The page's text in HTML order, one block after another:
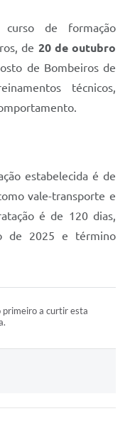
curso de formação
de 20 de outubro
de Bombeiros de
técnicos,
estabelecida é de
vale-transporte e
é de 120 dias,
de 2025 e término
primeiro a curtir esta